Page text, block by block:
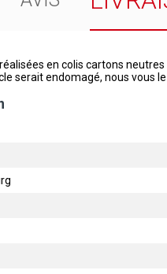
en colis cartons
serait endomagé, nous